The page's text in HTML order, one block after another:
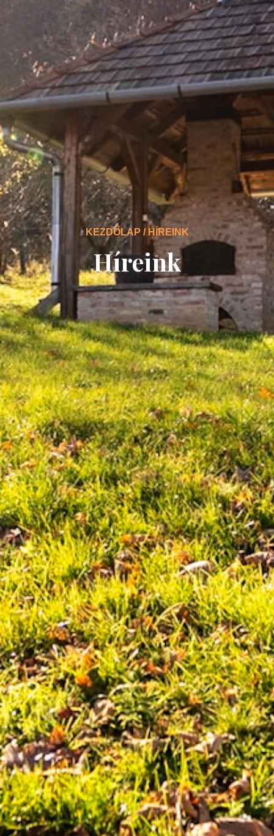
KEZDŐLAP / HÍREINK
Híreink